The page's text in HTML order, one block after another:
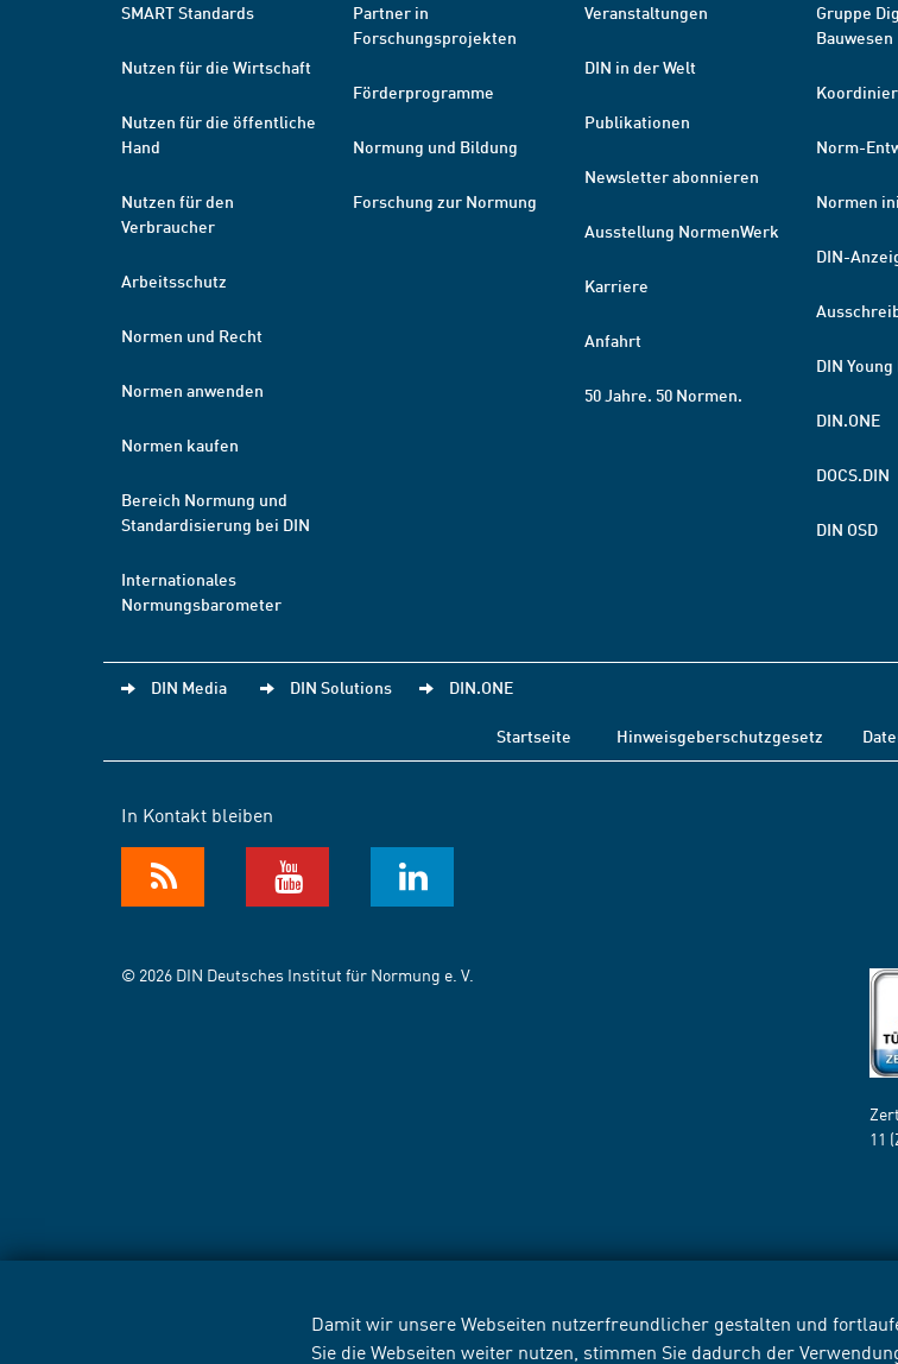
Damit wir unsere Webseiten nutzerfreundlicher gestalten und
Sie die Webseiten weiter nutzen, stimmen Sie dadurch der
SMART Standards
Nutzen für die Wirtschaft
Nutzen für die öffentliche
Hand
Nutzen für den
Verbraucher
Arbeitsschutz
Normen und Recht
Normen anwenden
Normen kaufen
Bereich Normung und
Standardisierung bei DIN
Internationales
Normungsbarometer
Partner in
Forschungsprojekten
Förderprogramme
Normung und Bildung
Forschung zur Normung
Veranstaltungen
DIN in der Welt
Publikationen
Newsletter abonnieren
Ausstellung NormenWerk
Karriere
Anfahrt
50 Jahre. 50 Normen.
Gruppe
Bauwesen
Norm-
Normen
DIN-
DIN
DIN.ONE
DOCS.DIN
DIN OSD
DIN Media DIN Solutions DIN.ONE
Startseite Hinweisgeberschutzgesetz
In Kontakt bleiben
© 2026 DIN Deutsches Institut für Normung e. V.
11